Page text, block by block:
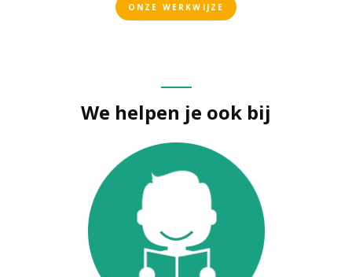
ONZE WERKWIJZE
We helpen je ook bij